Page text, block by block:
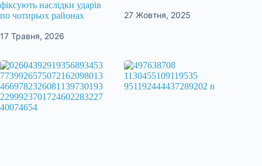
фіксують наслідки ударів
по чотирьох районах
17 Травня, 2026
27 Жовтня, 2025